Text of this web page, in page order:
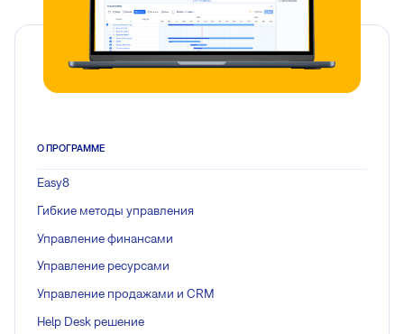
О ПРОГРАММЕ
Easy8
Гибкие методы управления
Управление финансами
Управление ресурсами
Управление продажами и CRM
Help Desk решение